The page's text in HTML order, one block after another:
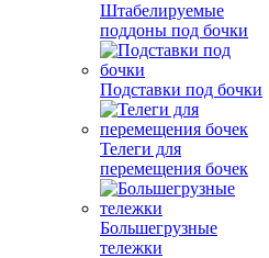
Штабелируемые
поддоны под бочки
Подставки под бочки
Телеги для
перемещения бочек
Большегрузные
тележки